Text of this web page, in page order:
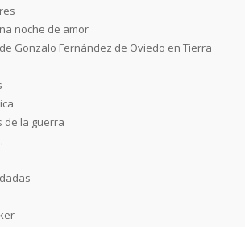
noche de amor
Gonzalo Fernández de Oviedo en Tierra
de la guerra